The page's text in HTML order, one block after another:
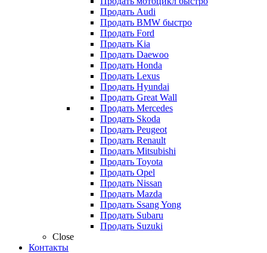
Продать Audi
Продать BMW быстро
Продать Ford
Продать Kia
Продать Daewoo
Продать Honda
Продать Lexus
Продать Hyundai
Продать Great Wall
Продать Mercedes
Продать Skoda
Продать Peugeot
Продать Renault
Продать Mitsubishi
Продать Toyota
Продать Opel
Продать Nissan
Продать Mazda
Продать Ssang Yong
Продать Subaru
Продать Suzuki
Close
Контакты